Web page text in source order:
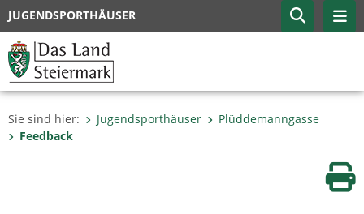
JUGENDSPORTHÄUSER
Sie sind hier: Jugendsporthäuser
Plüddemanngasse
Feedback